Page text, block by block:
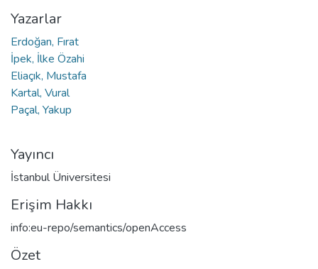
Yazarlar
Erdoğan, Fırat
İpek, İlke Özahi
Eliaçık, Mustafa
Kartal, Vural
Paçal, Yakup
Yayıncı
İstanbul Üniversitesi
Erişim Hakkı
info:eu-repo/semantics/openAccess
Özet